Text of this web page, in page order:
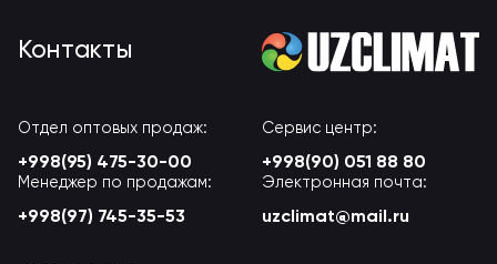
Контакты
Отдел оптовых продаж:
+998(95) 475-30-00
Сервис центр:
+998(90) 051 88 80
Менеджер по продажам:
+998(97) 745-35-53
Электронная почта:
uzclimat@mail.ru